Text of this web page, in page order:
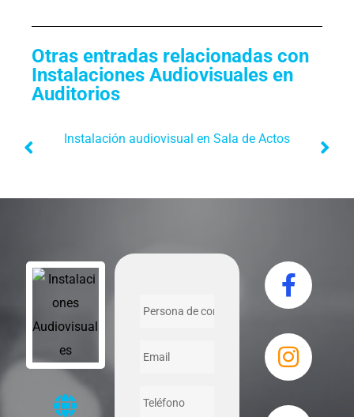
Otras entradas relacionadas con
Instalaciones Audiovisuales en
Auditorios
Instalación audiovisual en Sala de Actos